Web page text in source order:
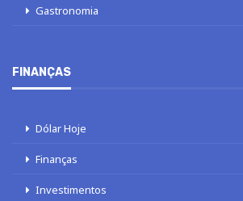
Gastronomia
FINANÇAS
Dólar Hoje
Finanças
Investimentos